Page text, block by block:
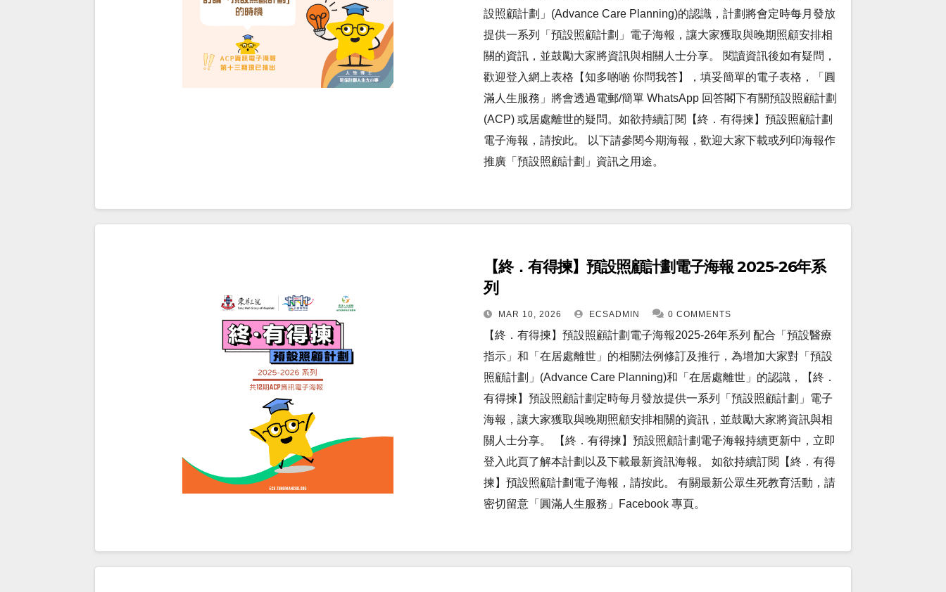
設照顧計劃」(Advance Care Planning)的認識，計劃將會定時每月發放
提供一系列「預設照顧計劃」電子海報，讓大家獲取與晚期照顧安排相
關的資訊，並鼓勵大家將資訊與相關人士分享。 閱讀資訊後如有疑問，
歡迎登入網上表格【知多啲啲 你問我答】，填妥簡單的電子表格，「圓
滿人生服務」將會透過電郵/簡單 WhatsApp 回答閣下有關預設照顧計劃
(ACP) 或居處離世的疑問。如欲持續訂閱【終．有得揀】預設照顧計劃
電子海報，請按此。 以下請參閱今期海報，歡迎大家下載或列印海報作
推廣「預設照顧計劃」資訊之用途。
【終．有得揀】預設照顧計劃電子海報 2025-26年系
列
MAR 10, 2026 ECSADMIN 0 COMMENTS
【終．有得揀】預設照顧計劃電子海報2025-26年系列 配合「預設醫療
指示」和「在居處離世」的相關法例修訂及推行，為增加大家對「預設
照顧計劃」(Advance Care Planning)和「在居處離世」的認識，【終．
有得揀】預設照顧計劃定時每月發放提供一系列「預設照顧計劃」電子
海報，讓大家獲取與晚期照顧安排相關的資訊，並鼓勵大家將資訊與相
關人士分享。 【終．有得揀】預設照顧計劃電子海報持續更新中，立即
登入此頁了解本計劃以及下載最新資訊海報。 如欲持續訂閱【終．有得
揀】預設照顧計劃電子海報，請按此。 有關最新公眾生死教育活動，請
密切留意「圓滿人生服務」Facebook 專頁。